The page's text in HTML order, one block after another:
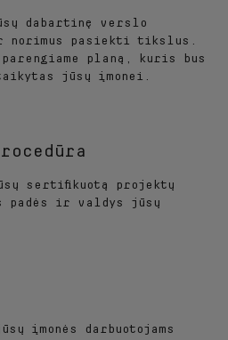
dabartinę verslo
pasiekti tikslus.
parengiame planą, kuris bus
jūsų įmonei.
sertifikuotą projektų
padės ir valdys jūsų
įmonės darbuotojams